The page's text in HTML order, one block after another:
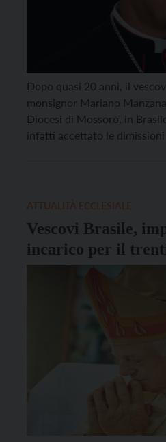
Dopo quasi 20 anni, il
monsignor Mariano
Diocesi di Mossorò, in
infatti accettato le
Vescovi Brasile,
incarico per il
Mariano Manzana